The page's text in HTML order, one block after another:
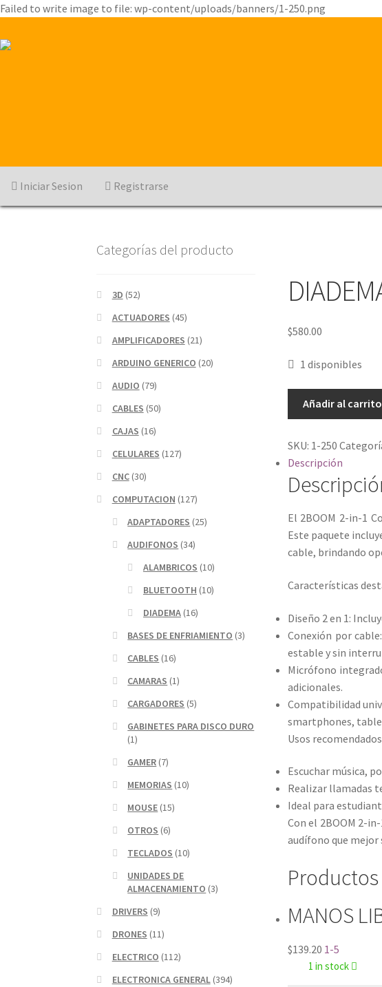
Failed to write image to file: wp-content/uploads/banners/1-250.png
Iniciar Sesion Registrarse
$580.00
1 disponibles
MANOS
LIBRES
2BOOM
Añadir al carrito
SKU: 1-250
Descripción
El 2BOOM 2-in-1
Este paquete
cable, brindando
Características
Diseño 2 en 1:
Conexión por
estable y sin
Micrófono
adicionales.​
Compatibilidad
smartphones,
Usos
Escuchar música,
Realizar llamadas
Ideal para
Con el 2BOOM 2-
audífono que mejor
MANOS
$139.20 1-5
1 in stock
Categorías del producto
3D (52)
ACTUADORES (45)
AMPLIFICADORES (21)
ARDUINO GENERICO (20)
AUDIO (79)
CABLES (50)
CAJAS (16)
CELULARES (127)
CNC (30)
COMPUTACION (127)
ADAPTADORES (25)
AUDIFONOS (34)
ALAMBRICOS (10)
BLUETOOTH (10)
DIADEMA (16)
BASES DE ENFRIAMIENTO (3)
CABLES (16)
CAMARAS (1)
CARGADORES (5)
GABINETES PARA DISCO DURO
(1)
GAMER (7)
MEMORIAS (10)
MOUSE (15)
OTROS (6)
TECLADOS (10)
UNIDADES DE
ALMACENAMIENTO (3)
DRIVERS (9)
DRONES (11)
ELECTRICO (112)
ELECTRONICA GENERAL (394)